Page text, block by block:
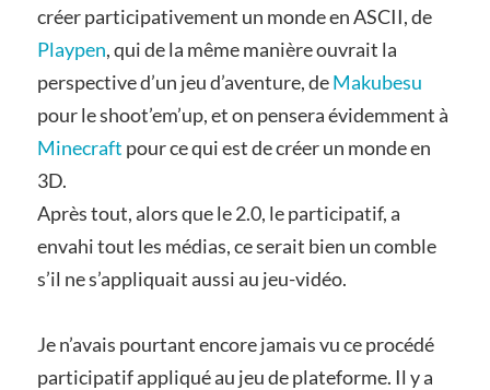
créer participativement un monde en ASCII, de
Playpen, qui de la même manière ouvrait la
perspective d’un jeu d’aventure, deMakubesu
pour le shoot’em’up, et on pensera évidemment à
Minecraft pour ce qui est de créer un monde en
3D.
Après tout, alors que le 2.0, le participatif, a
envahi tout les médias, ce serait bien un comble
s’il ne s’appliquait aussi au jeu-vidéo.
Je n’avais pourtant encore jamais vu ce procédé
participatif appliqué au jeu de plateforme. Il y a